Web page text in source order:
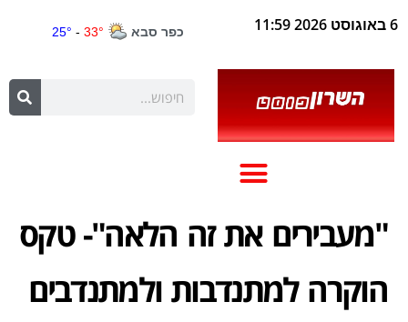
6 באוגוסט 2026 11:59
"מעבירים את זה הלאה"- טקס
הוקרה למתנדבות ולמתנדבים